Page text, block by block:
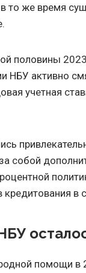
то же время
половины
НБУ активно
учетная
собой
в
помощи в